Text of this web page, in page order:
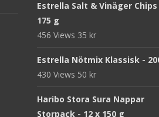
Estrella Salt & Vinäger Chips
175 g
456 Views 35 kr
Estrella Nötmix Klassisk -
430 Views 50 kr
Haribo Stora Sura Nappar
Storpack - 12 x 150 g